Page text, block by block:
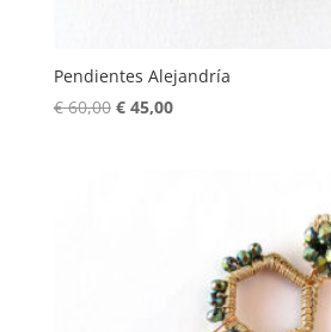
Pendientes Alejandría
€60,00 El
€45,00El